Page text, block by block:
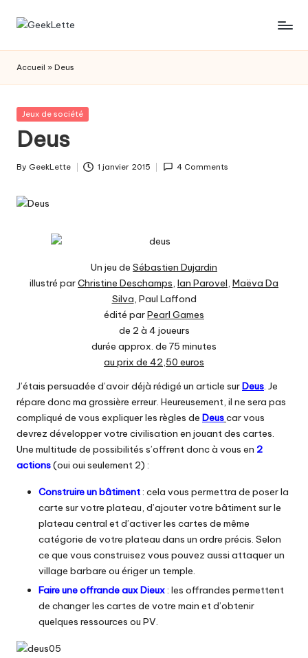
Skip
G
e
e
k
L
e
t
t
les
de
société
Accueil » Deus
Posted
Jeux de société
Deus
Posted
By GeekLette 1 janvier 2015 4 Comments
Un jeu de Sébastien Dujardin
illustré parChristine Deschamps, Ian Parovel, Maëva Da
Silva, Paul Laffond
édité parPearl Games
de 2 à 4 joueurs
durée approx. de 75 minutes
au prix de 42,50 euros
J’étais persuadée d’avoir déjà rédigé un article surDeus. Je
répare donc ma grossière erreur. Heureusement, il ne sera pas
compliqué de vous expliquer les règles de Deuscar vous
devrez développer votre civilisation en jouant des cartes.
Une multitude de possibilités s’offrent donc à vous en 2
actions(oui oui seulement 2) :
Construire un bâtiment: cela vous permettra de poser la
carte sur votre plateau, d’ajouter votre bâtiment sur le
plateau central et d’activer les cartes de même
catégorie de votre plateau dans un ordre précis. Selon
ce que vous construisez vous pouvez aussi attaquer un
village barbare ou ériger un temple.
Faire une offrande aux Dieux: les offrandes permettent
de changer les cartes de votre main et d’obtenir
quelques ressources ou PV.